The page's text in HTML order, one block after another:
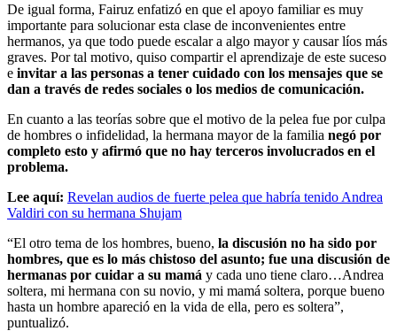
De igual forma, Fairuz enfatizó en que el apoyo familiar es muy
importante para solucionar esta clase de inconvenientes entre
hermanos, ya que todo puede escalar a algo mayor y causar líos más
graves. Por tal motivo, quiso compartir el aprendizaje de este suceso
e invitar a las personas a tener cuidado con los mensajes que se
dan a través de redes sociales o los medios de comunicación.
En cuanto a las teorías sobre que el motivo de la pelea fue por culpa
de hombres o infidelidad, la hermana mayor de la familia negó por
completo esto y afirmó que no hay terceros involucrados en el
problema.
Lee aquí: Revelan audios de fuerte pelea que habría tenido Andrea
Valdiri con su hermana Shujam
“El otro tema de los hombres, bueno, la discusión no ha sido por
hombres, que es lo más chistoso del asunto; fue una discusión de
hermanas por cuidar a su mamá y cada uno tiene claro…Andrea
soltera, mi hermana con su novio, y mi mamá soltera, porque bueno
hasta un hombre apareció en la vida de ella, pero es soltera”,
puntualizó.